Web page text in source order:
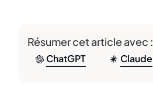
Résumer cet article avec :
ChatGPT Claude